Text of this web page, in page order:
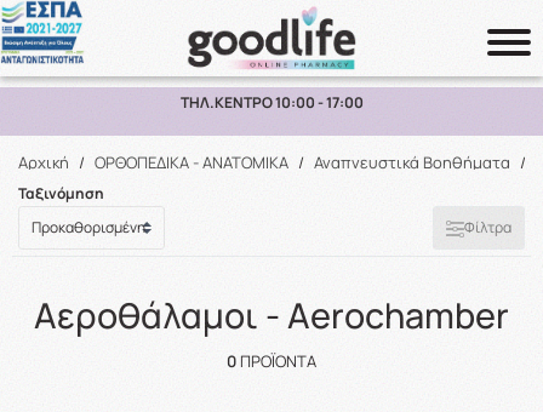
Αναζήτηση
ΤΗΛ.ΚΕΝΤΡΟ 10:00 - 17:00
Αρχική / ΟΡΘΟΠΕΔΙΚΑ - ΑΝΑΤΟΜΙΚΑ / Αναπνευστικά Βοηθήματα /
Ταξινόμηση
Φίλτρα
Αεροθάλαμοι - Aerochamber
0ΠΡΟΪΌΝΤΑ